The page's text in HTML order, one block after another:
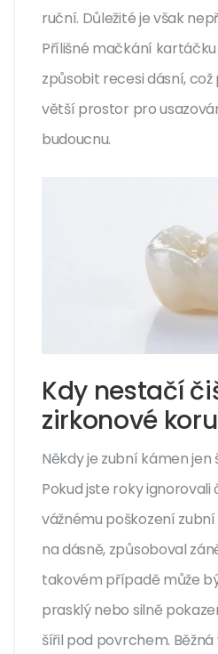
ruční. Důležité je však
Přílišné mačkání
způsobit recesi dásní,
větší prostor pro
budoucnu.
Kdy nestačí
zirkonové
Někdy je zubní kámen jen
Pokud jste roky
vážnému poškození
na dásně, způsoboval
takovém případě může
prasklý nebo silně
šířil pod povrchem.